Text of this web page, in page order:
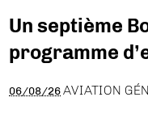
Un septième
programme
06/08/26 AVIATION